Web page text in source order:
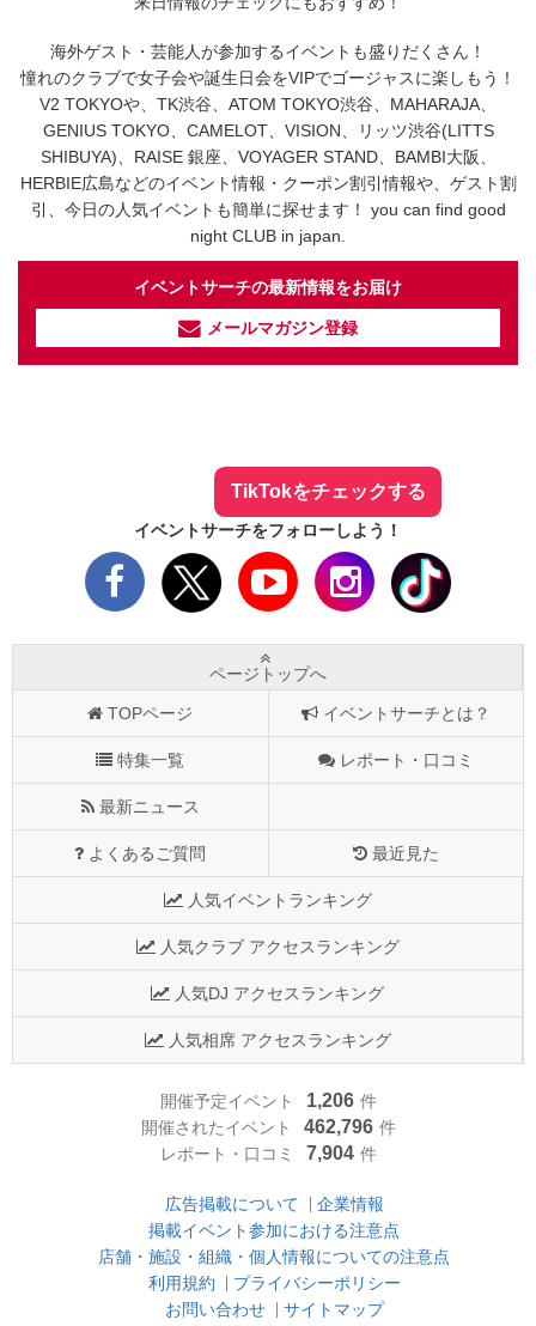
海外ゲスト・芸能人が参加するイベントも盛りだくさん！
憧れのクラブで女子会や誕生日会をVIPでゴージャスに楽しもう！
V2 TOKYOや、TK渋谷、ATOM TOKYO渋谷、MAHARAJA、
GENIUS TOKYO、CAMELOT、VISION、リッツ渋谷(LITTS
SHIBUYA)、RAISE 銀座、VOYAGER STAND、BAMBI大阪、
HERBIE広島などのイベント情報・クーポン割引情報や、ゲスト割
引、今日の人気イベントも簡単に探せます！ you can find good
night CLUB in japan.
イベントサーチの最新情報をお届け
メールマガジン登録
TikTokをチェックする
イベントサーチをフォローしよう！
ページトップへ
TOPページ イベントサーチとは？
特集一覧 レポート・口コミ
最新ニュース
よくあるご質問 最近見た
人気イベントランキング
人気クラブ アクセスランキング
人気DJ アクセスランキング
人気相席 アクセスランキング
開催予定イベント 1,206 件
開催されたイベント
462,796 件
レポート・口コミ
7,904 件
広告掲載について
企業情報
掲載イベント参加における注意点
店舗・施設・組織・個人情報についての注意点
利用規約
プライバシーポリシー
お問い合わせ
サイトマップ